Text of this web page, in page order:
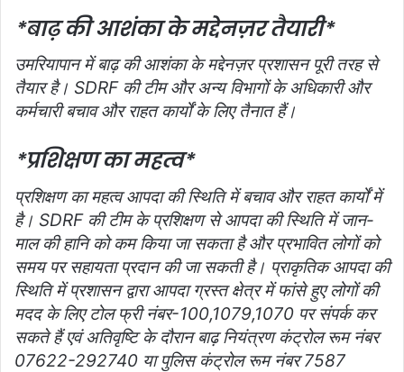
*बाढ़ की आशंका के मद्देनज़र तैयारी*
उमरियापान में बाढ़ की आशंका के मद्देनज़र प्रशासन पूरी तरह से
तैयार है। SDRF की टीम और अन्य विभागों के अधिकारी और
कर्मचारी बचाव और राहत कार्यों के लिए तैनात हैं।
*प्रशिक्षण का महत्व*
प्रशिक्षण का महत्व आपदा की स्थिति में बचाव और राहत कार्यों में
है। SDRF की टीम के प्रशिक्षण से आपदा की स्थिति में जान-
माल की हानि को कम किया जा सकता है और प्रभावित लोगों को
समय पर सहायता प्रदान की जा सकती है। प्राकृतिक आपदा की
स्थिति में प्रशासन द्वारा आपदा ग्रस्त क्षेत्र में फांसे हुए लोगों की
मदद के लिए टोल फ्री नंबर-100,1079,1070 पर संपर्क कर
सकते हैं एवं अतिवृष्टि के दौरान बाढ़ नियंत्रण कंट्रोल रूम नंबर
07622-292740 या पुलिस कंट्रोल रूम नंबर 7587